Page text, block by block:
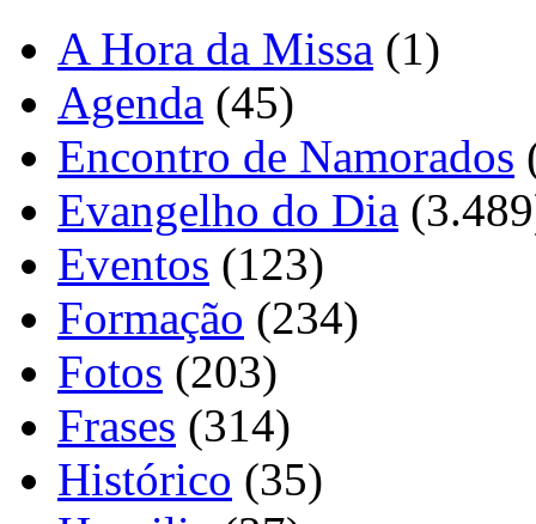
A Hora da Missa (1)
Agenda (45)
Encontro de Namorados
Evangelho do Dia
Eventos (123)
Formação (234)
Fotos (203)
Frases (314)
Histórico (35)